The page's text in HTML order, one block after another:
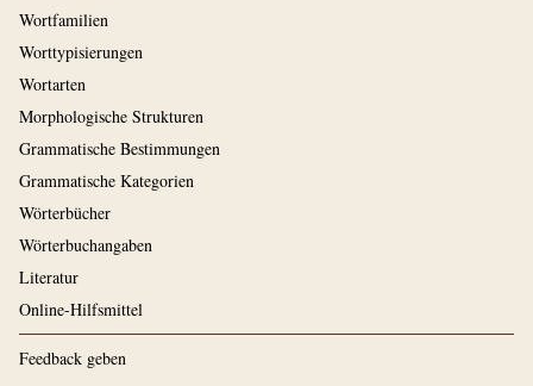
Wortfamilien
Worttypisierungen
Wortarten
Morphologische Strukturen
Grammatische Bestimmungen
Grammatische Kategorien
Wörterbücher
Wörterbuchangaben
Literatur
Online-Hilfsmittel
Feedback geben